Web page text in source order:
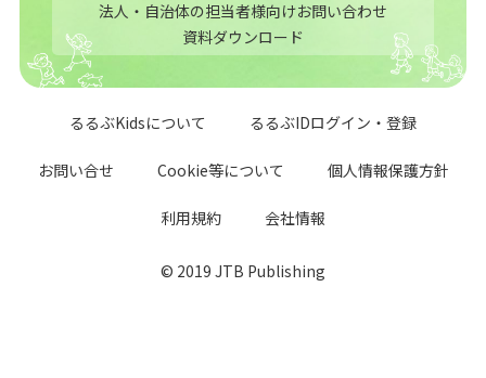
法人・自治体の担当者様向けお問い合わせ
資料ダウンロード
るるぶKidsについて るるぶIDログイン・登録
お問い合せ Cookie等について 個人情報保護方針
利用規約 会社情報
© 2019 JTB Publishing